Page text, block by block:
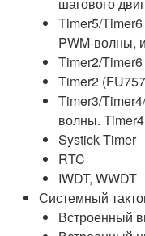
Timer5/
PWM-волны,
Timer2/
Timer2
Timer3/
волны.
Systick Timer
RTC
IWDT, WWDT
Системный
Встроенный